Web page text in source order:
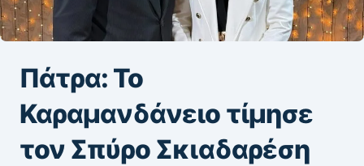
Πάτρα: Το
Καραμανδάνειο τίμησε
τον Σπύρο Σκιαδαρέση